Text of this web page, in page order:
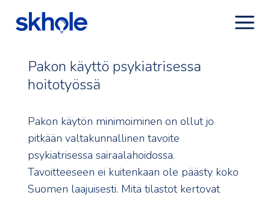
Pakon käyttö psykiatrisessa
hoitotyössä
Pakon käytön minimoiminen on ollut jo
pitkään valtakunnallinen tavoite
psykiatrisessa sairaalahoidossa.
Tavoitteeseen ei kuitenkaan ole päästy koko
Suomen laajuisesti. Mitä tilastot kertovat